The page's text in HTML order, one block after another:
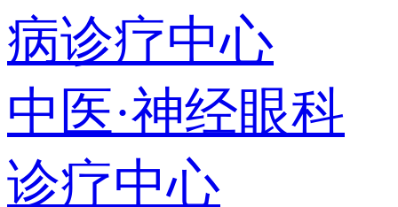
病诊疗中心
中医·神经眼科
诊疗中心